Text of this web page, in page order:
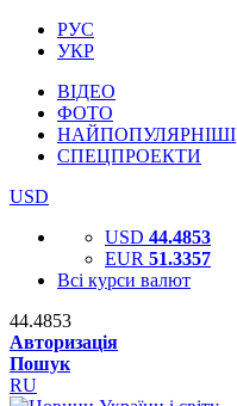
РУС
УКР
ВІДЕО
ФОТО
НАЙПОПУЛЯРНІШІ
СПЕЦПРОЕКТИ
USD
USD 44.4853
EUR 51.3357
Всі курси валют
44.4853
Авторизація
Пошук
RU